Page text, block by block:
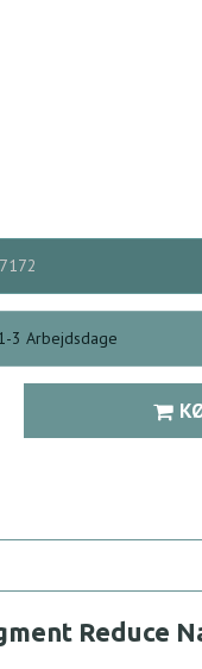
3 Arbejdsdage
Reduce